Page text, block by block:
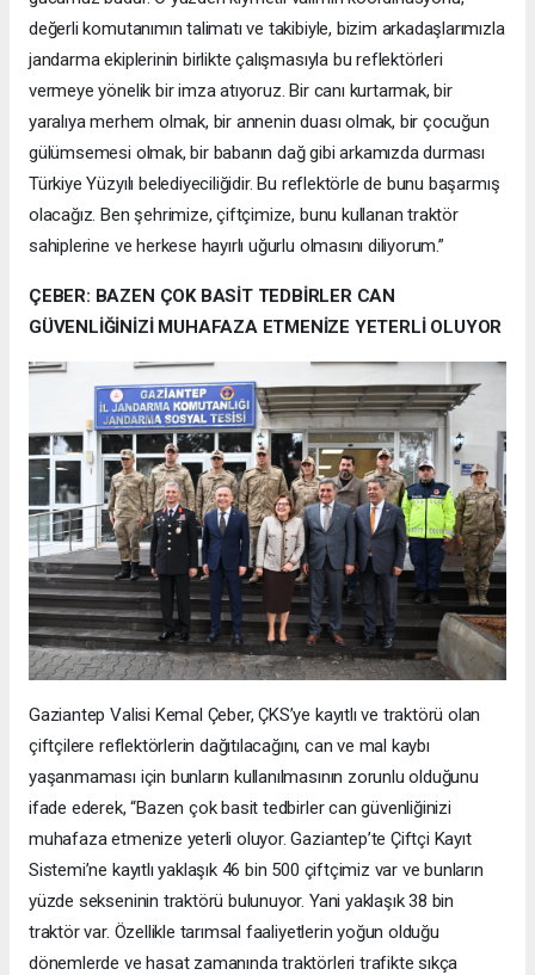
değerli komutanımın talimatı ve takibiyle, bizim arkadaşlarımızla
jandarma ekiplerinin birlikte çalışmasıyla bu reflektörleri
vermeye yönelik bir imza atıyoruz. Bir canı kurtarmak, bir
yaralıya merhem olmak, bir annenin duası olmak, bir çocuğun
gülümsemesi olmak, bir babanın dağ gibi arkamızda durması
Türkiye Yüzyılı belediyeciliğidir. Bu reflektörle de bunu başarmış
olacağız. Ben şehrimize, çiftçimize, bunu kullanan traktör
sahiplerine ve herkese hayırlı uğurlu olmasını diliyorum.”
ÇEBER: BAZEN ÇOK BASİT TEDBİRLER CAN
GÜVENLİĞİNİZİ MUHAFAZA ETMENİZE YETERLİ OLUYOR
Gaziantep Valisi Kemal Çeber, ÇKS’ye kayıtlı ve traktörü olan
çiftçilere reflektörlerin dağıtılacağını, can ve mal kaybı
yaşanmaması için bunların kullanılmasının zorunlu olduğunu
ifade ederek, “Bazen çok basit tedbirler can güvenliğinizi
muhafaza etmenize yeterli oluyor. Gaziantep’te Çiftçi Kayıt
Sistemi’ne kayıtlı yaklaşık 46 bin 500 çiftçimiz var ve bunların
yüzde sekseninin traktörü bulunuyor. Yani yaklaşık 38 bin
traktör var. Özellikle tarımsal faaliyetlerin yoğun olduğu
dönemlerde ve hasat zamanında traktörleri trafikte sıkça